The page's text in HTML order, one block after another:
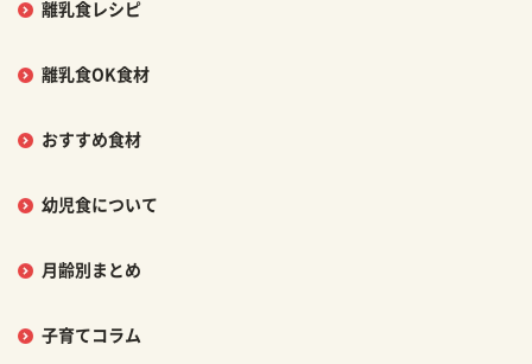
離乳食レシピ
離乳食OK食材
おすすめ食材
幼児食について
月齢別まとめ
子育てコラム